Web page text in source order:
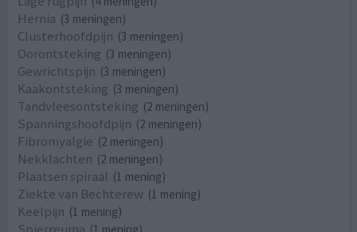
Hernia (3 meningen)
Clusterhoofdpijn (3 meningen)
Oorontsteking (3 meningen)
Gewrichtspijn (3 meningen)
Kaakontsteking (3 meningen)
Tandvleesontsteking (2 meningen)
Spanningshoofdpijn (2 meningen)
Fibromyalgie (2 meningen)
Nekklachten (2 meningen)
Plaatsen spiraal (1 mening)
Ziekte van Bechterew (1 mening)
Keelpijn (1 mening)